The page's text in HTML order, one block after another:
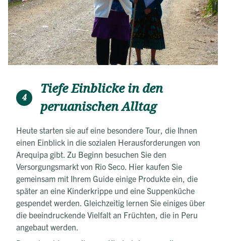
4
Tiefe Einblicke in den
peruanischen Alltag
Heute starten sie auf eine besondere Tour, die Ihnen
einen Einblick in die sozialen Herausforderungen von
Arequipa gibt. Zu Beginn besuchen Sie den
Versorgungsmarkt von Rio Seco. Hier kaufen Sie
gemeinsam mit Ihrem Guide einige Produkte ein, die
später an eine Kinderkrippe und eine Suppenküche
gespendet werden. Gleichzeitig lernen Sie einiges über
die beeindruckende Vielfalt an Früchten, die in Peru
angebaut werden.